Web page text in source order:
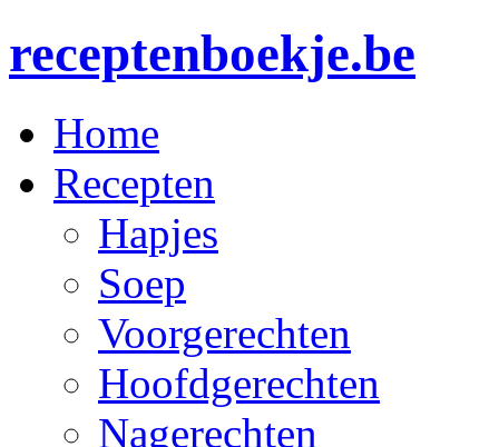
receptenboekje.be
Home
Recepten
Hapjes
Soep
Voorgerechten
Hoofdgerechten
Nagerechten